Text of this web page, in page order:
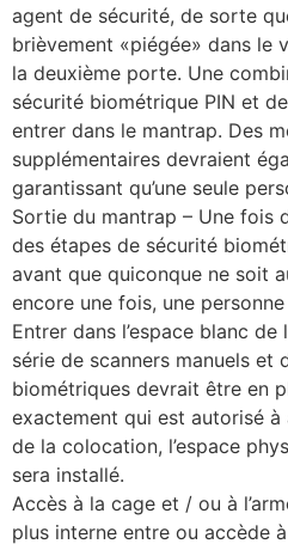
agent de sécurité, de sorte
brièvement «piégée» dans le
la deuxième porte. Une
sécurité biométrique PIN et
entrer dans le mantrap. Des
supplémentaires devraient
garantissant qu’une seule
Sortie du mantrap – Une fois
des étapes de sécurité
avant que quiconque ne soit
encore une fois, une
Entrer dans l’espace blanc
série de scanners manuels et
biométriques devrait être en
exactement qui est autorisé à
de la colocation, l’espace
sera installé.
Accès à la cage et / ou à
plus interne entre ou accède